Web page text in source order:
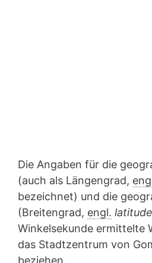
Die Angaben für die
(auch als Längengrad,
bezeichnet) und die
(Breitengrad, engl. latitude
Winkelsekunde ermittelte
das Stadtzentrum von
beziehen.